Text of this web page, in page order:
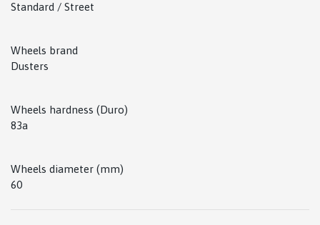
Standard / Street
Wheels brand
Dusters
Wheels hardness (Duro)
83a
Wheels diameter (mm)
60